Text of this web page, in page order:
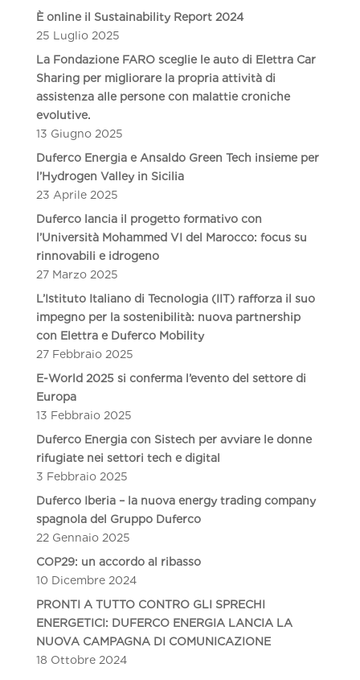
È online il Sustainability Report 2024
25 Luglio 2025
La Fondazione FARO sceglie le auto di Elettra Car
Sharing per migliorare la propria attività di
assistenza alle persone con malattie croniche
evolutive.
13 Giugno 2025
Duferco Energia e Ansaldo Green Tech insieme per
l’Hydrogen Valley in Sicilia
23 Aprile 2025
Duferco lancia il progetto formativo con
l’Università Mohammed VI del Marocco: focus su
rinnovabili e idrogeno
27 Marzo 2025
L’Istituto Italiano di Tecnologia (IIT) rafforza il suo
impegno per la sostenibilità: nuova partnership
con Elettra e Duferco Mobility
27 Febbraio 2025
E-World 2025 si conferma l’evento del settore di
Europa
13 Febbraio 2025
Duferco Energia con Sistech per avviare le donne
rifugiate nei settori tech e digital
3 Febbraio 2025
Duferco Iberia – la nuova energy trading company
spagnola del Gruppo Duferco
22 Gennaio 2025
COP29: un accordo al ribasso
10 Dicembre 2024
PRONTI A TUTTO CONTRO GLI SPRECHI
ENERGETICI: DUFERCO ENERGIA LANCIA LA
NUOVA CAMPAGNA DI COMUNICAZIONE
18 Ottobre 2024